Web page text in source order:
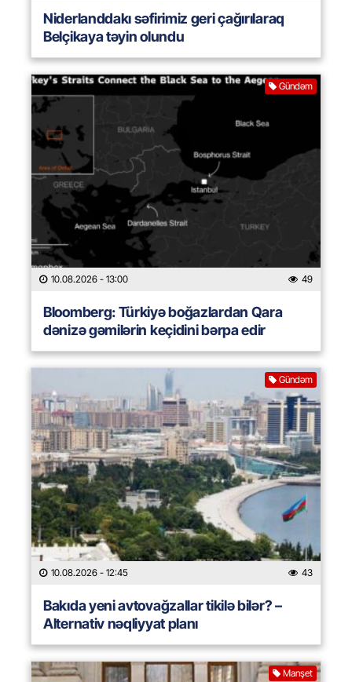
Niderlanddakı səfirimiz geri çağırılaraq
Belçikaya təyin olundu
Gündəm
10.08.2026 - 13:00 49
Bloomberg: Türkiyə boğazlardan Qara
dənizə gəmilərin keçidini bərpa edir
Gündəm
10.08.2026 - 12:45 43
Bakıda yeni avtovağzallar tikilə bilər? –
Alternativ nəqliyyat planı
Manşet